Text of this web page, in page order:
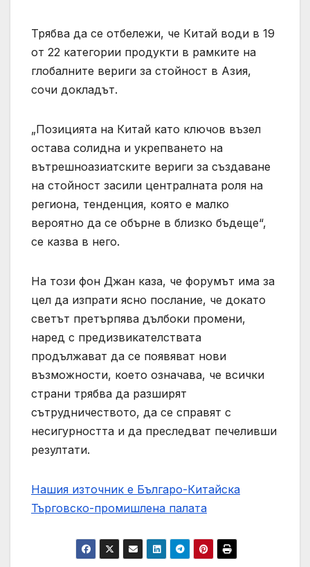
Трябва да се отбележи, че Китай води в 19
от 22 категории продукти в рамките на
глобалните вериги за стойност в Азия,
сочи докладът.
„Позицията на Китай като ключов възел
остава солидна и укрепването на
вътрешноазиатските вериги за създаване
на стойност засили централната роля на
региона, тенденция, която е малко
вероятно да се обърне в близко бъдеще“,
се казва в него.
На този фон Джан каза, че форумът има за
цел да изпрати ясно послание, че докато
светът претърпява дълбоки промени,
наред с предизвикателствата
продължават да се появяват нови
възможности, което означава, че всички
страни трябва да разширят
сътрудничеството, да се справят с
несигурността и да преследват печеливши
резултати.
Нашия източник е Българо-Китайска
Търговско-промишлена палaта